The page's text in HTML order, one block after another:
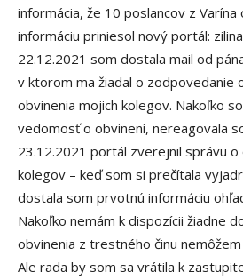
informácia, že 10 poslancov z Varína
informáciu priniesol nový portál:
22.12.2021 som dostala mail od
v ktorom ma žiadal o zodpovedanie
obvinenia mojich kolegov. Nakoľko
vedomosť o obvinení, nereagovala
23.12.2021 portál zverejnil správu o
kolegov – keď som si prečítala
dostala som prvotnú informáciu
Nakoľko nemám k dispozícii žiadne
obvinenia z trestného činu
Ale rada by som sa vrátila k